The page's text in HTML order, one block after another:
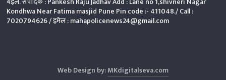
Kondhwa Near Fatima masjid Pune Pin code :- 411048./ Call :
7020794626 /इमेल : mahapolicenews24@gmail.com
Web Design by:MKdigitalseva.com